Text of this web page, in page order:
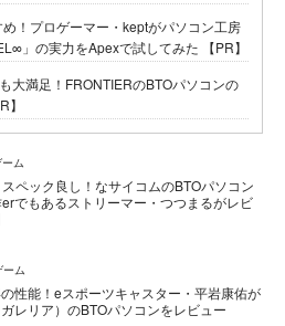
！プロゲーマー・keptがパソコン工房
」の実力をApexで試してみた 【PR】
大満足！FRONTIERのBTOパソコンの
ム
ペック良し！なサイコムのBTOパソコン
でもあるストリーマー・つつまるがレビ
ーム
性能！eスポーツキャスター・平岩康佑が
レリア）のBTOパソコンをレビュー